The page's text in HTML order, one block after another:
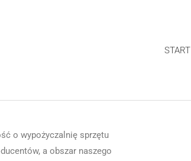
START
o wypożyczalnię sprzętu
a obszar naszego